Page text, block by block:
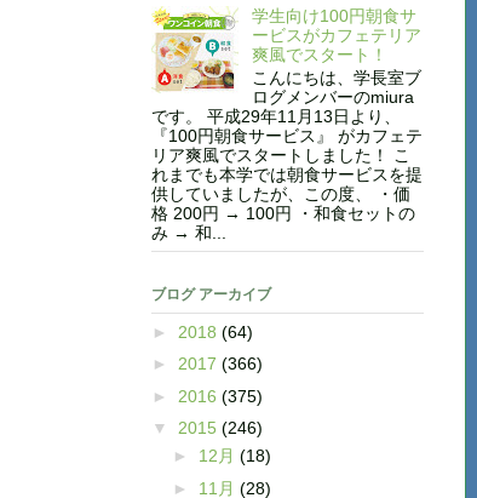
学生向け100円朝食サ
ービスがカフェテリア
爽風でスタート！
こんにちは、学長室ブ
ログメンバーのmiura
です。 平成29年11月13日より、
『100円朝食サービス』 がカフェテ
リア爽風でスタートしました！ こ
れまでも本学では朝食サービスを提
供していましたが、この度、 ・価
格 200円 → 100円 ・和食セットの
み → 和...
ブログ アーカイブ
► 2018 (64)
► 2017 (366)
► 2016 (375)
▼ 2015 (246)
► 12月 (18)
► 11月 (28)